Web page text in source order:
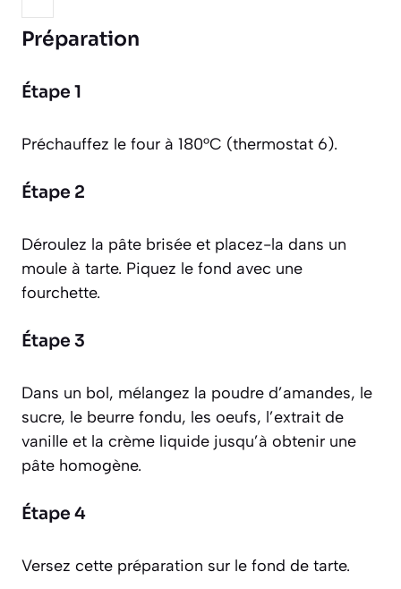
Préparation
Étape 1
Préchauffez le four à 180°C (thermostat 6).
Étape 2
Déroulez la pâte brisée et placez-la dans un
moule à tarte. Piquez le fond avec une
fourchette.
Étape 3
Dans un bol, mélangez la poudre d’amandes, le
sucre, le beurre fondu, les oeufs, l’extrait de
vanille et la crème liquide jusqu’à obtenir une
pâte homogène.
Étape 4
Versez cette préparation sur le fond de tarte.